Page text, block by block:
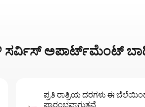
ಸರ್ವಿಸ್ ಅಪಾರ್ಟ್‌ಮೆಂಟ್
ಪ್ರತಿ ರಾತ್ರಿಯ ದರಗಳು ಈ
ಪ್ರಾರಂಭವಾಗುತ್ತವೆ